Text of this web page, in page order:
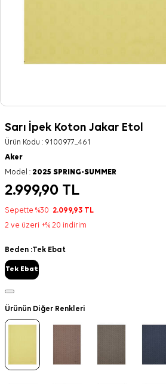
Sarı İpek Koton Jakar Etol
Ürün Kodu : 9100977_461
Aker
Model : 2025 SPRING-SUMMER
2.999,90 TL
Sepette %30 2.099,93 TL
2 ve üzeri +% 20 indirim
Beden :Tek Ebat
Tek Ebat
Ürünün Diğer Renkleri